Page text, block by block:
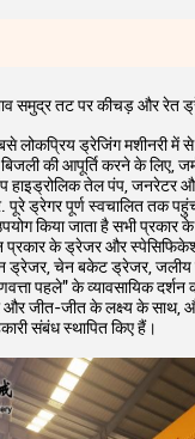
समुद्र तट पर कीचड़ और रेत
ड्रेजिंग मशीनरी में
की आपूर्ति करने के लिए,
तेल पंप, जनरेटर और
पूरे ड्रेगर पूर्ण स्वचालित तक
किया जाता है सभी प्रकार के
प्रकार के ड्रेजर और
चेन बकेट ड्रेजर, जलीय
पहले" के व्यावसायिक दर्शन
और जीत-जीत के लक्ष्य के साथ,
संबंध स्थापित किए हैं।